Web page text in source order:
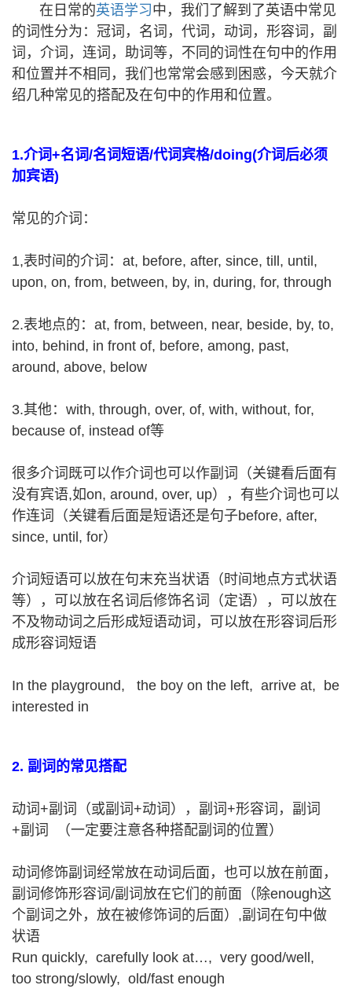
在日常的英语学习中，我们了解到了英语中常见
的词性分为：冠词，名词，代词，动词，形容词，副
词，介词，连词，助词等，不同的词性在句中的作用
和位置并不相同，我们也常常会感到困惑，今天就介
绍几种常见的搭配及在句中的作用和位置。
1.介词+名词/名词短语/代词宾格/doing(介词后必须
加宾语)
常见的介词：
1,表时间的介词：at, before, after, since, till, until,
upon, on, from, between, by, in, during, for, through
2.表地点的：at, from, between, near, beside, by, to,
into, behind, in front of, before, among, past,
around, above, below
3.其他：with, through, over, of, with, without, for,
because of, instead of等
很多介词既可以作介词也可以作副词（关键看后面有
没有宾语,如on, around, over, up），有些介词也可以
作连词（关键看后面是短语还是句子before, after,
since, until, for）
介词短语可以放在句末充当状语（时间地点方式状语
等），可以放在名词后修饰名词（定语），可以放在
不及物动词之后形成短语动词，可以放在形容词后形
成形容词短语
In the playground, the boy on the left, arrive at, be
interested in
2. 副词的常见搭配
动词+副词（或副词+动词），副词+形容词，副词
+副词 （一定要注意各种搭配副词的位置）
动词修饰副词经常放在动词后面，也可以放在前面，
副词修饰形容词/副词放在它们的前面（除enough这
个副词之外，放在被修饰词的后面）,副词在句中做
状语
Run quickly, carefully look at…, very good/well,
too strong/slowly, old/fast enough